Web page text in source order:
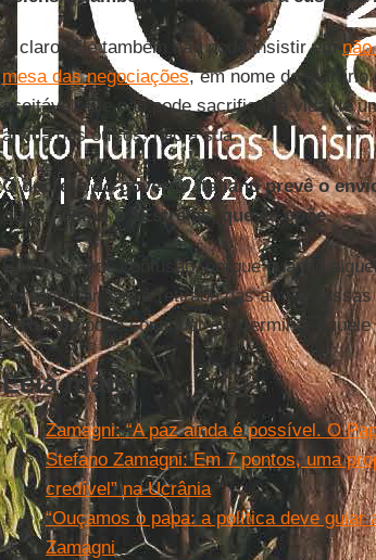
É claro. Ele também não pode insistir em
mesa das negociações, em nome do martírio
aceitável. Ele não pode sacrificar a vida de
a vida dos outros, não a sua.
O decreto do governo italiano prevê o
quem, como o 5Estrelas, que se opõe.
É uma grande confusão, porque quando
acrescentar 'sim à retirada das armas
'aRússiapode continuar a exterminar
Leia mais
Zamagni: “A paz ainda é possível. O
Stefano Zamagni: Em 7 pontos, uma
credível” na Ucrânia
“Ouçamos o papa: a política deve guiar
Zamagni